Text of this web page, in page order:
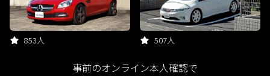
853人 507人
事前のオンライン本人確認で